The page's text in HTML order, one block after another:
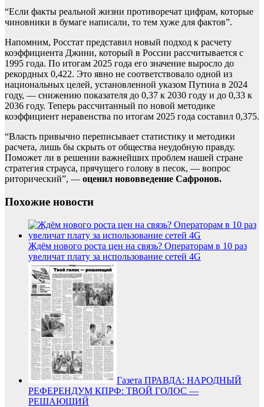
“Если факты реальной жизни противоречат цифрам, которые
чиновники в бумаге написали, то тем хуже для фактов”.
Напомним, Росстат представил новый подход к расчету
коэффициента Джини, который в России рассчитывается с
1995 года. По итогам 2025 года его значение выросло до
рекордных 0,422. Это явно не соответствовало одной из
национальных целей, установленной указом Путина в 2024
году, — снижению показателя до 0,37 к 2030 году и до 0,33 к
2036 году. Теперь рассчитанный по новой методике
коэффициент неравенства по итогам 2025 года составил 0,375.
“Власть привычно переписывает статистику и методики
расчета, лишь бы скрыть от общества неудобную правду.
Поможет ли в решении важнейших проблем нашей стране
стратегия страуса, прячущего голову в песок, — вопрос
риторический”, — оценил нововведение Сафронов.
Похожие новости
Ждём нового роста цен на связь? Операторам в 10 раз
увеличат плату за использование сетей 4G
Газета ПРАВДА: НАРОДНЫЙ
РЕФЕРЕНДУМ КПРФ: ТВОЙ ГОЛОС —
РЕШАЮЩИЙ